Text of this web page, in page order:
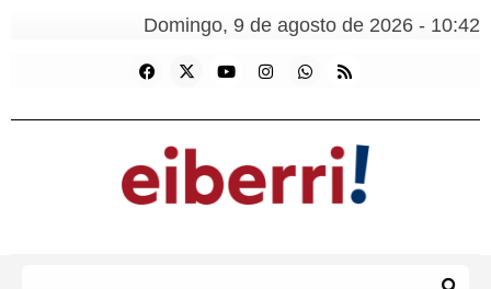
Domingo, 9 de agosto de 2026 - 10:42